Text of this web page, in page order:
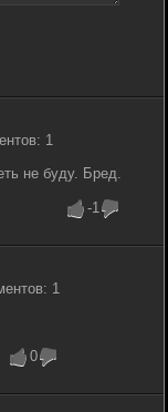
1
не буду. Бред.
-1
1
0